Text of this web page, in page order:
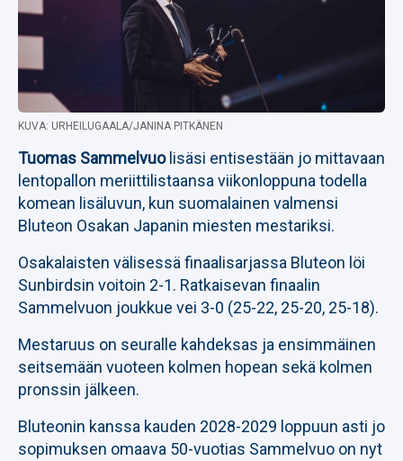
KUVA: URHEILUGAALA/JANINA PITKÄNEN
Tuomas Sammelvuolisäsi entisestään jo mittavaan
lentopallon meriittilistaansa viikonloppuna todella
komean lisäluvun, kun suomalainen valmensi
Bluteon Osakan Japanin miesten mestariksi.
Osakalaisten välisessä finaalisarjassa Bluteon löi
Sunbirdsin voitoin 2-1. Ratkaisevan finaalin
Sammelvuon joukkue vei 3-0 (25-22, 25-20, 25-18).
Mestaruus on seuralle kahdeksas ja ensimmäinen
seitsemään vuoteen kolmen hopean sekä kolmen
pronssin jälkeen.
Bluteonin kanssa kauden 2028-2029 loppuun asti jo
sopimuksen omaava 50-vuotias Sammelvuo on nyt